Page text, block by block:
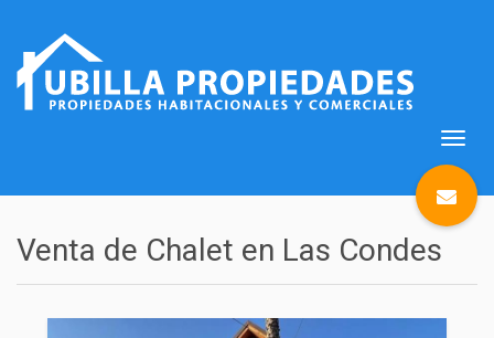
Abrir
Venta de Chalet en Las Condes